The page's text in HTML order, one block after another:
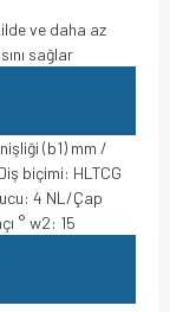
ve daha az
sağlar
(b1) mm /
biçimi: HLTCG
4 NL/Çap
° w2: 15